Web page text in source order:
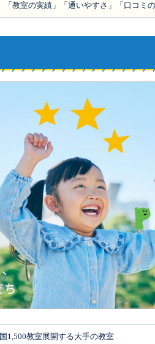
教室の実績」「通いやすさ」「口コミ
国1,500教室展開する大手の教室